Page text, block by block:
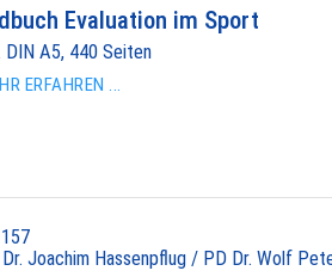
Evaluation im Sport
DIN A5, 440 Seiten
ERFAHREN ...
Joachim Hassenpflug / PD Dr. Wolf